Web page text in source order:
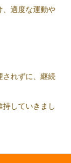
、適度な運動や
されずに、継続
していきまし